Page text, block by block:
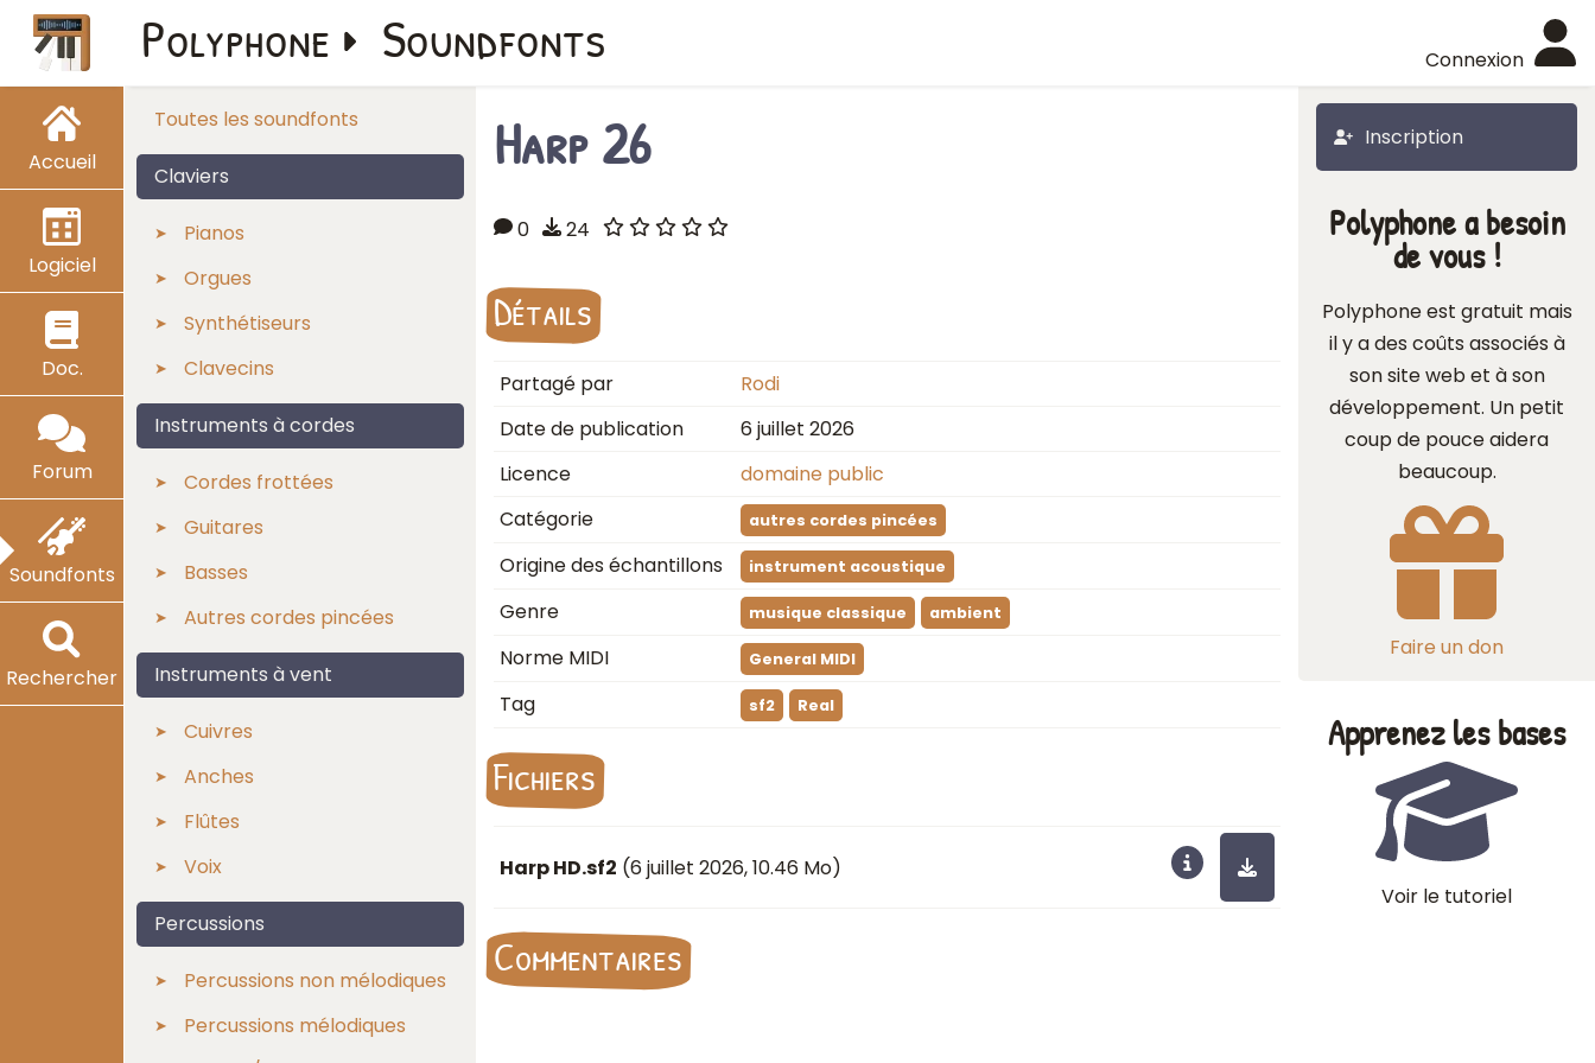
Accueil
Logiciel
Doc.
Forum
Soundfonts
Rechercher
Connexion
Polyphone Soundfonts
Toutes les soundfonts
Claviers
Pianos
Orgues
Synthétiseurs
Clavecins
Instruments à cordes
Cordes frottées
Guitares
Basses
Autres cordes pincées
Instruments à vent
Cuivres
Anches
Flûtes
Voix
Percussions
Percussions non mélodiques
Percussions mélodiques
Inscription
Harp 26
0 24
Détails
Partagé par
Rodi
Date de publication
6 juillet 2026
Licence
domaine public
Catégorie
autres cordes pincées
Origine des échantillons instrument acoustique
Genre musique classique ambient
Norme MIDI General MIDI
Tag sf2 Real
Fichiers
Harp HD.sf2 (6 juillet 2026, 10.46 Mo)
Commentaires
Polyphone a besoin
de vous !
Polyphone est gratuit mais
il y a des coûts associés à
son site web et à son
développement. Un petit
coup de pouce aidera
beaucoup.
Faire un don
Apprenez les bases
Voir le tutoriel